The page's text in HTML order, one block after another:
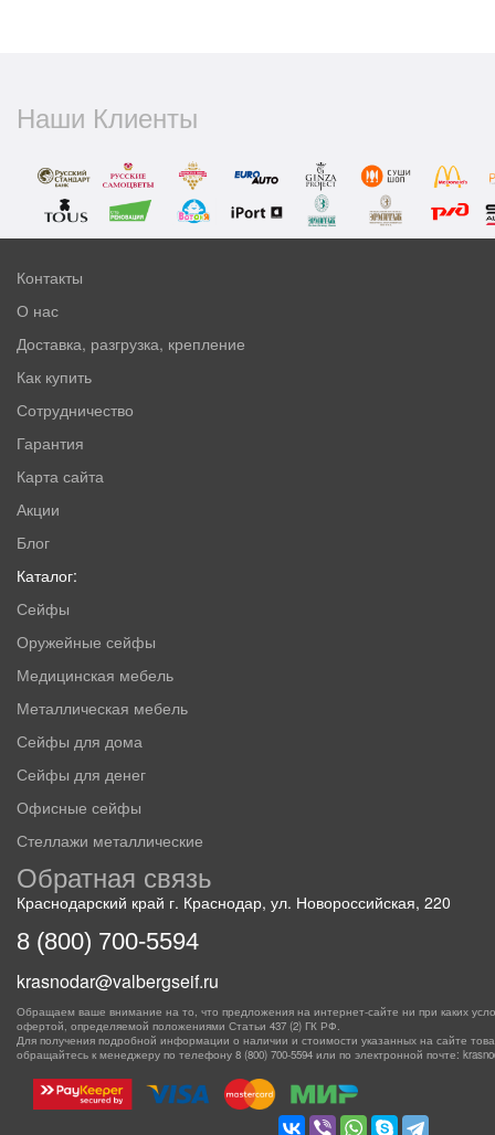
Наши Клиенты
Контакты
О нас
Доставка, разгрузка, крепление
Как купить
Сотрудничество
Гарантия
Карта сайта
Акции
Блог
Каталог:
Сейфы
Оружейные сейфы
Медицинская мебель
Металлическая мебель
Сейфы для дома
Сейфы для денег
Офисные сейфы
Стеллажи металлические
Обратная связь
Краснодарский край г. Краснодар, ул. Новороссийская, 220
8 (800) 700-5594
krasnodar@valbergseif.ru
Обращаем ваше внимание на то, что предложения на интернет-сайте ни при каких
офертой, определяемой положениями Статьи 437 (2) ГК РФ.
Для получения подробной информации о наличии и стоимости указанных на сайте
обращайтесь к менеджеру по телефону 8 (800) 700-5594 или по электронной почте: